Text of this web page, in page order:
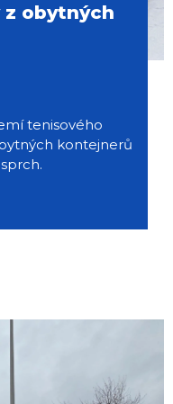
obytných
tenisového
kontejnerů